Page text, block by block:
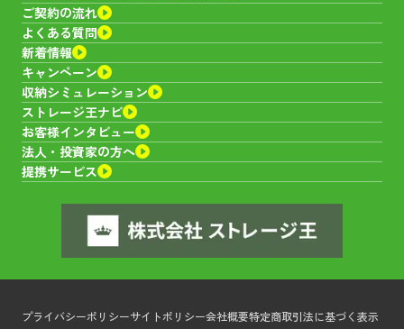
ご契約の流れ
よくある質問
新着情報
キャンペーン
収納シミュレーション
ストレージ王ナビ
お客様インタビュー
法人・投資家の方へ
提携サービス
プライバシーポリシーサイトポリシー会社概要特定商取引法に基づく表示